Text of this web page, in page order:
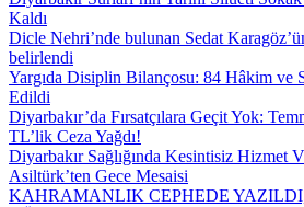
Kaldı
Dicle Nehri’nde bulunan Sedat
belirlendi
Yargıda Disiplin Bilançosu: 84 Hâkim ve
Edildi
Diyarbakır’da Fırsatçılara Geçit Yok:
TL’lik Ceza Yağdı!
Diyarbakır Sağlığında Kesintisiz Hizmet
Asiltürk’ten Gece Mesaisi
KAHRAMANLIK CEPHEDE